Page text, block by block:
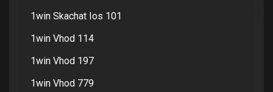
1win Skachat Ios 101
1win Vhod 114
1win Vhod 197
1win Vhod 779